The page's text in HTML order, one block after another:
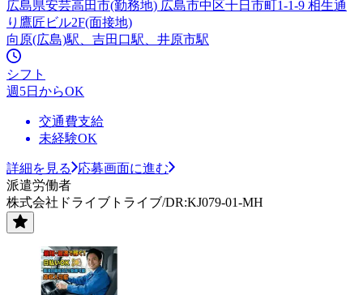
広島県安芸高田市(勤務地) 広島市中区十日市町1-1-9 相生通
り鷹匠ビル2F(面接地)
向原(広島)駅、吉田口駅、井原市駅
シフト
週5日からOK
交通費支給
未経験OK
詳細を見る
応募画面に進む
派遣労働者
株式会社ドライブトライブ/DR:KJ079-01-MH